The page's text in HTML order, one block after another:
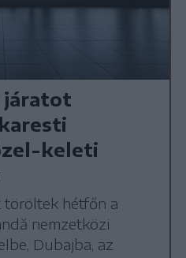
járatot
keleti
töröltek hétfőn a
nemzetközi
Dubajba, az